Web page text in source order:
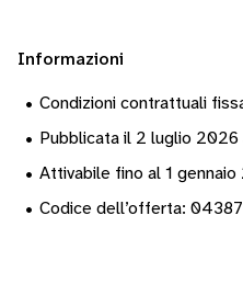
Informazioni
• Condizioni contrattuali
• Pubblicata il 2 luglio
• Attivabile fino al 1
• Codice dell’offerta: